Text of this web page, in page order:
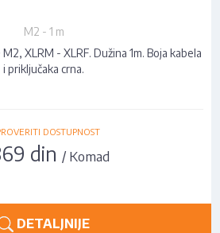
M2 - 1 m
XLRM - XLRF. Dužina 1m. Boja kabela
i priključaka crna.
DOSTUPNOST
din / Komad
DETALJNIJE